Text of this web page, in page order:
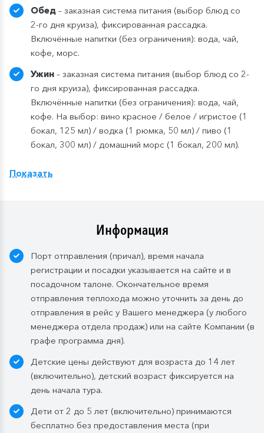
Обед – заказная система питания (выбор блюд со
2-го дня круиза), фиксированная рассадка.
Включённые напитки (без ограничения): вода, чай,
кофе, морс.
Ужин – заказная система питания (выбор блюд со 2-
го дня круиза), фиксированная рассадка.
Включённые напитки (без ограничения): вода, чай,
кофе. На выбор: вино красное / белое / игристое (1
бокал, 125 мл) / водка (1 рюмка, 50 мл) / пиво (1
бокал, 300 мл) / домашний морс (1 бокал, 200 мл).
Компания
Показать
Информация
Порт отправления (причал), время начала
регистрации и посадки указывается на сайте и в
посадочном талоне. Окончательное время
отправления теплохода можно уточнить за день до
отправления в рейс у Вашего менеджера (у любого
менеджера отдела продаж) или на сайте Компании (в
графе программа дня).
Детские цены действуют для возраста до 14 лет
(включительно), детский возраст фиксируется на
день начала тура.
Дети от 2 до 5 лет (включительно) принимаются
бесплатно без предоставления места (при